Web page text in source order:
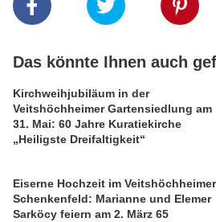
Das könnte Ihnen auch
Kirchweihjubiläum in der
Veitshöchheimer Gartensiedlung am
31. Mai: 60 Jahre Kuratiekirche
„Heiligste Dreifaltigkeit“
Eiserne Hochzeit im Veitshöchheimer
Schenkenfeld: Marianne und Elemer
Sarköcy feiern am 2. März 65